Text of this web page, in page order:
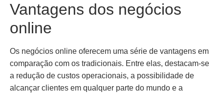
Vantagens dos negócios
online
Os negócios online oferecem uma série de vantagens em
comparação com os tradicionais. Entre elas, destacam-se
a redução de custos operacionais, a possibilidade de
alcançar clientes em qualquer parte do mundo e a